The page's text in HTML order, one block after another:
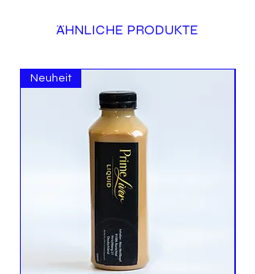
ÄHNLICHE PRODUKTE
Neuheit